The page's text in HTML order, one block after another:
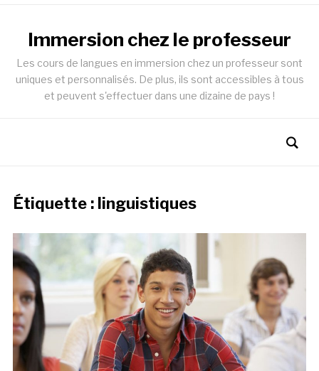
Immersion chez le professeur
Les cours de langues en immersion chez un professeur sont
uniques et personnalisés. De plus, ils sont accessibles à tous
et peuvent s'effectuer dans une dizaine de pays !
Étiquette : linguistiques